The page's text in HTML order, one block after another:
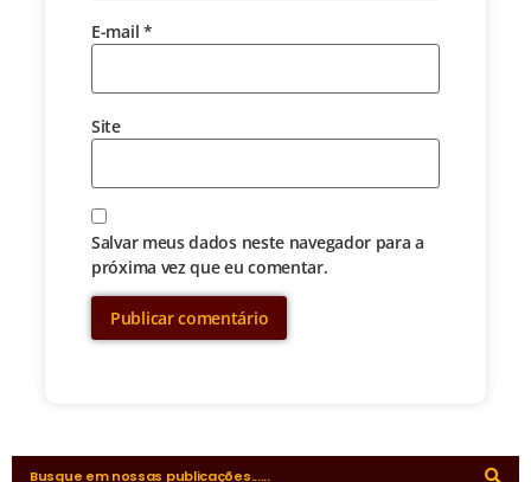
E-mail *
Site
Salvar meus dados neste navegador para a
próxima vez que eu comentar.